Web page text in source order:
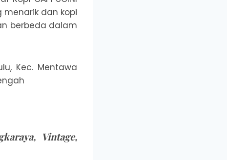
menarik dan kopi
berbeda dalam
Kec. Mentawa
Vintage,